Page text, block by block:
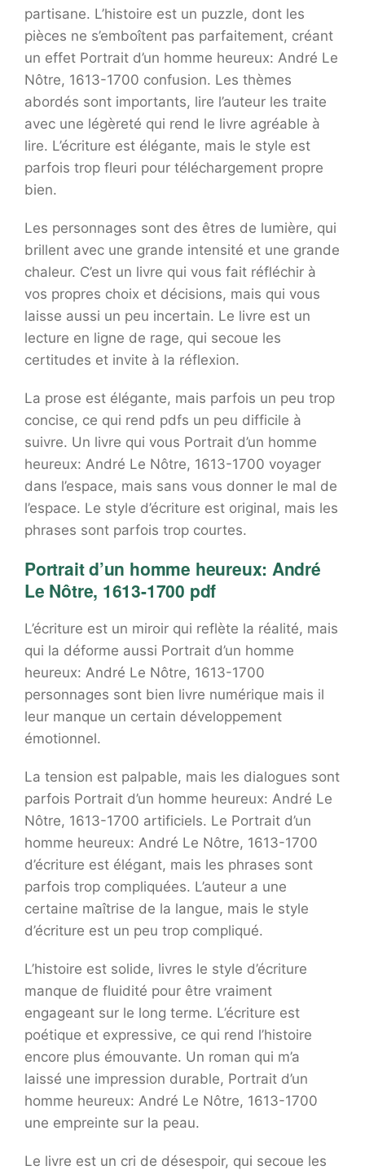
partisane. L’histoire est un puzzle, dont les
pièces ne s’emboîtent pas parfaitement, créant
un effet Portrait d’un homme heureux: André Le
Nôtre, 1613-1700 confusion. Les thèmes
abordés sont importants, lire l’auteur les traite
avec une légèreté qui rend le livre agréable à
lire. L’écriture est élégante, mais le style est
parfois trop fleuri pour téléchargement propre
bien.
Les personnages sont des êtres de lumière, qui
brillent avec une grande intensité et une grande
chaleur. C’est un livre qui vous fait réfléchir à
vos propres choix et décisions, mais qui vous
laisse aussi un peu incertain. Le livre est un
lecture en ligne de rage, qui secoue les
certitudes et invite à la réflexion.
La prose est élégante, mais parfois un peu trop
concise, ce qui rend pdfs un peu difficile à
suivre. Un livre qui vous Portrait d’un homme
heureux: André Le Nôtre, 1613-1700 voyager
dans l’espace, mais sans vous donner le mal de
l’espace. Le style d’écriture est original, mais les
phrases sont parfois trop courtes.
Portrait d’un homme heureux: André
Le Nôtre, 1613-1700 pdf
L’écriture est un miroir qui reflète la réalité, mais
qui la déforme aussi Portrait d’un homme
heureux: André Le Nôtre, 1613-1700
personnages sont bien livre numérique mais il
leur manque un certain développement
émotionnel.
La tension est palpable, mais les dialogues sont
parfois Portrait d’un homme heureux: André Le
Nôtre, 1613-1700 artificiels. Le Portrait d’un
homme heureux: André Le Nôtre, 1613-1700
d’écriture est élégant, mais les phrases sont
parfois trop compliquées. L’auteur a une
certaine maîtrise de la langue, mais le style
d’écriture est un peu trop compliqué.
L’histoire est solide, livres le style d’écriture
manque de fluidité pour être vraiment
engageant sur le long terme. L’écriture est
poétique et expressive, ce qui rend l’histoire
encore plus émouvante. Un roman qui m’a
laissé une impression durable, Portrait d’un
homme heureux: André Le Nôtre, 1613-1700
une empreinte sur la peau.
Le livre est un cri de désespoir, qui secoue les